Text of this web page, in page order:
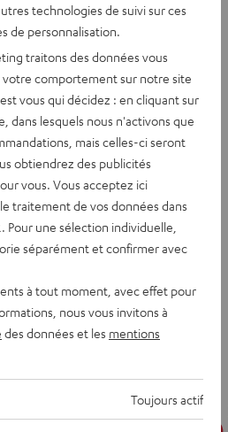
technologies de suivi sur ces
de personnalisation.
traitons des données vous
comportement sur notre site
vous qui décidez : en cliquant sur
dans lesquels nous n'activons que
mais celles-ci seront
obtiendrez des publicités
vous. Vous acceptez ici
traitement de vos données dans
Pour une sélection individuelle,
séparément et confirmer avec
à tout moment, avec effet pour
nous vous invitons à
des données et les mentions
Toujours actif